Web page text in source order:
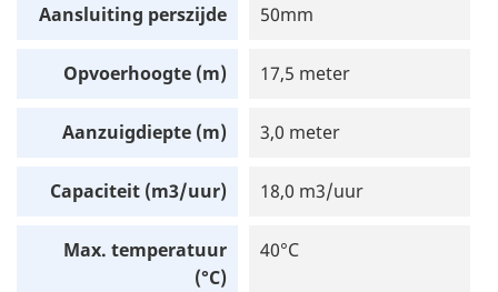
Aansluiting perszijde 50mm
Opvoerhoogte (m) 17,5 meter
Aanzuigdiepte (m) 3,0 meter
Capaciteit (m3/uur) 18,0 m3/uur
Max. temperatuur
(°C)
40°C